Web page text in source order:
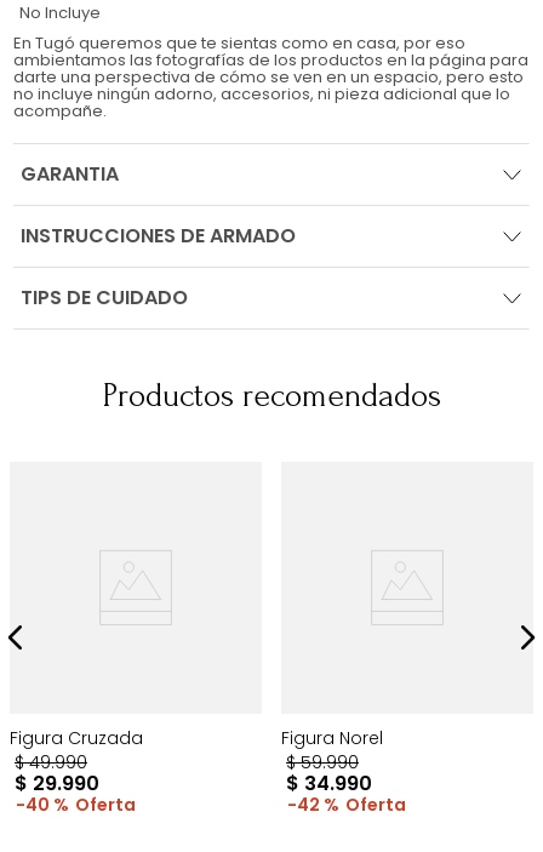
No Incluye
En Tugó queremos que te sientas como en casa, por eso
ambientamos las fotografías de los productos en la página para
darte una perspectiva de cómo se ven en un espacio, pero esto
no incluye ningún adorno, accesorios, ni pieza adicional que lo
acompañe.
GARANTIA
INSTRUCCIONES DE ARMADO
TIPS DE CUIDADO
Productos recomendados
Figura Cruzada
$ 49.990
$ 29.990
40 %
Figura Norel
$ 59.990
$ 34.990
42 %